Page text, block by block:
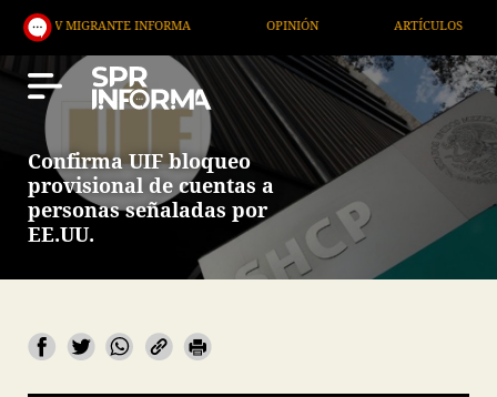
INFORMA OPINIÓN ARTÍCULOS
Confirma UIF bloqueo
provisional de cuentas a
personas señaladas por
EE.UU.